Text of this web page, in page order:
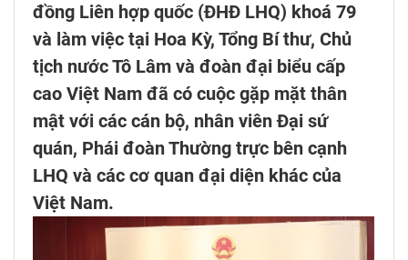
đồng Liên hợp quốc (ĐHĐ LHQ) khoá 79
và làm việc tại Hoa Kỳ, Tổng Bí thư, Chủ
tịch nước Tô Lâm và đoàn đại biểu cấp
cao Việt Nam đã có cuộc gặp mặt thân
mật với các cán bộ, nhân viên Đại sứ
quán, Phái đoàn Thường trực bên cạnh
LHQ và các cơ quan đại diện khác của
Việt Nam.